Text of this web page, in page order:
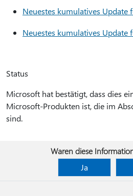
Neuestes kumulatives Update
Neuestes kumulatives Update
Status
Microsoft hat bestätigt, dass dies
Microsoft-Produkten ist, die im
sind.
Waren diese
Ja